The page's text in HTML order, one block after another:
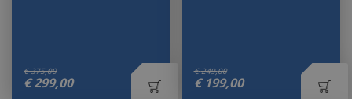
€ 375,00
€299,00
€ 249,00
€ 199,00